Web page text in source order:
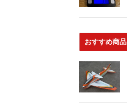
おすすめ商品